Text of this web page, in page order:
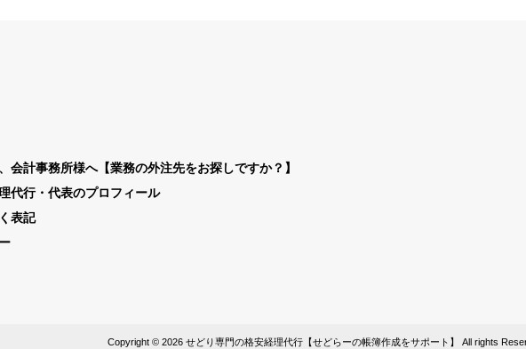
会計事務所様へ【業務の外注先をお探しですか？】
代行・代表のプロフィール
表記
Copyright © 2026 せどり専門の格安経理代行【せどらーの帳簿作成をサポート】 All rights